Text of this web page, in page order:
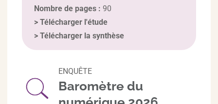
Nombre de pages : 90
> Télécharger l'étude
> Télécharger la synthèse
ENQUÊTE
Baromètre du